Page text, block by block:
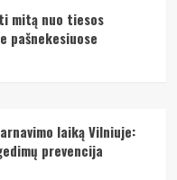
mitą nuo tiesos
pašnekesiuose
laiką Vilniuje:
prevencija